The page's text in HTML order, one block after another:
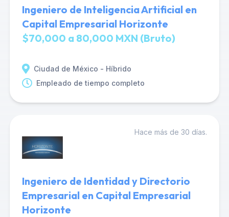
Ingeniero de Inteligencia Artificial en
Capital Empresarial Horizonte
$70,000 a 80,000 MXN (Bruto)
Ciudad de México - Híbrido
Empleado de tiempo completo
Hace más de 30 días.
Ingeniero de Identidad y Directorio
Empresarial en Capital Empresarial
Horizonte